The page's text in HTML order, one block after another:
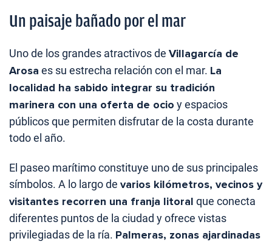
Un paisaje bañado por el mar
Uno de los grandes atractivos de Villagarcía de
Arosa es su estrecha relación con el mar. La
localidad ha sabido integrar su tradición
marinera con una oferta de ocio y espacios
públicos que permiten disfrutar de la costa durante
todo el año.
El paseo marítimo constituye uno de sus principales
símbolos. A lo largo de varios kilómetros, vecinos y
visitantes recorren una franja litoral que conecta
diferentes puntos de la ciudad y ofrece vistas
privilegiadas de la ría. Palmeras, zonas ajardinadas